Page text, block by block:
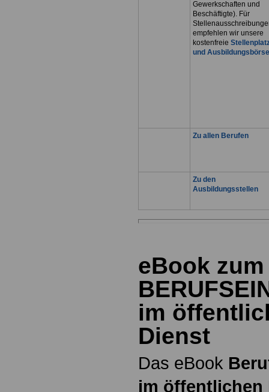
Gewerkschaften und
Beschäftigte). Für
empfehlen wir unsere
kostenfreie
und Ausbildungsbörse
Zu allen Berufen
Zu den
Ausbildungsstellen
eBook zum
im
Dienst
Das eBook
im öffentlichen